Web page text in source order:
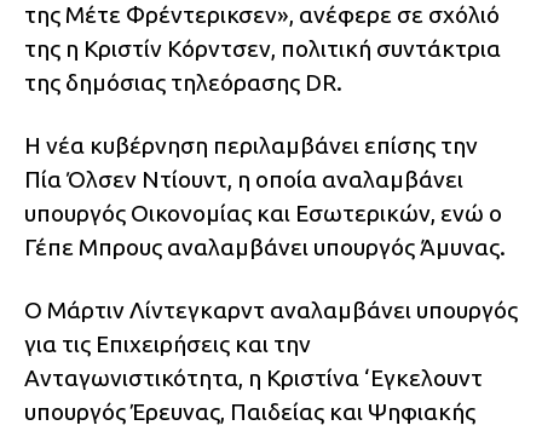
της Μέτε Φρέντερικσεν», ανέφερε σε σχόλιό
της η Κριστίν Κόρντσεν, πολιτική συντάκτρια
της δημόσιας τηλεόρασης DR.
Η νέα κυβέρνηση περιλαμβάνει επίσης την
Πία Όλσεν Ντίουντ, η οποία αναλαμβάνει
υπουργός Οικονομίας και Εσωτερικών, ενώ ο
Γέπε Μπρους αναλαμβάνει υπουργός Άμυνας.
Ο Μάρτιν Λίντεγκαρντ αναλαμβάνει υπουργός
για τις Επιχειρήσεις και την
Ανταγωνιστικότητα, η Κριστίνα ‘Εγκελουντ
υπουργός Έρευνας, Παιδείας και Ψηφιακής